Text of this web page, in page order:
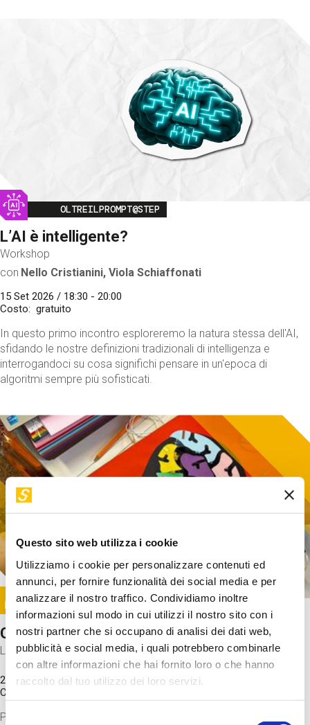
Questo sito web utilizza i cookie
Utilizziamo i cookie per personalizzare contenuti ed
annunci, per fornire funzionalità dei social media e per
analizzare il nostro traffico. Condividiamo inoltre
informazioni sul modo in cui utilizzi il nostro sito con i
nostri partner che si occupano di analisi dei dati web,
pubblicità e social media, i quali potrebbero combinarle
con altre informazioni che hai fornito loro o che hanno
raccolto dal tuo utilizzo dei loro servizi.
Selezione
Image
OLTREILPROMPT@STEP
L’AI è intelligente?
Workshop
con Nello Cristianini, Viola Schiaffonati
15 Set 2026 / 18:30 - 20:00
Costo
gratuito
In questo primo incontro esploreremo la natura stessa dell'AI,
sfidando le nostre definizioni tradizionali di intelligenza e
interrogandoci su cosa significhi pensare in un'epoca di
algoritmi sempre più sofisticati.
Image
SUNDAY@STEP
Come funziona il cervello?
Laboratorio
20 Set 2026 / 11:15 - 13:00
Costo
Proveremo a costruire un cervello in cartoncino cercando di